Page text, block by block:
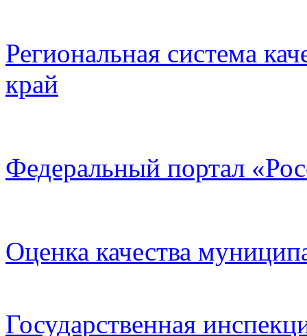
Региональная система
край
Федеральный портал
Оценка качества
Государственная